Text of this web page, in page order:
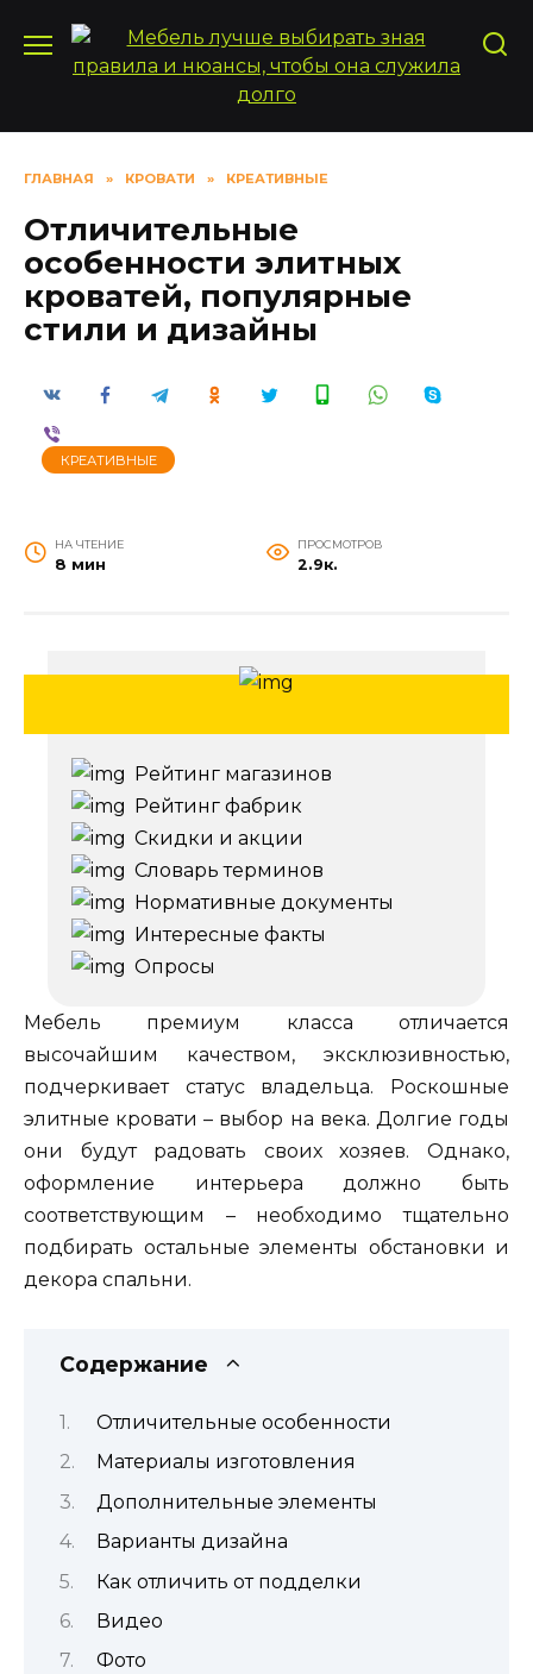
содержанию
ГЛАВНАЯ » КРОВАТИ » КРЕАТИВНЫЕ
Отличительные
особенности элитных
кроватей, популярные
стили и дизайны
КРЕАТИВНЫЕ
НА ЧТЕНИЕ
8 мин
ПРОСМОТРОВ
2.9к.
Рейтинг магазинов
Рейтинг фабрик
Скидки и акции
Словарь терминов
Нормативные документы
Интересные факты
Опросы
Мебель премиум класса отличается
высочайшим качеством, эксклюзивностью,
подчеркивает статус владельца. Роскошные
элитные кровати – выбор на века. Долгие годы
они будут радовать своих хозяев. Однако,
оформление интерьера должно быть
соответствующим – необходимо тщательно
подбирать остальные элементы обстановки и
декора спальни.
Содержание
Отличительные особенности
Материалы изготовления
Дополнительные элементы
Варианты дизайна
Как отличить от подделки
Видео
Фото